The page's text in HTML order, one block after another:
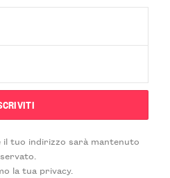
il tuo indirizzo sarà mantenuto
la tua privacy.